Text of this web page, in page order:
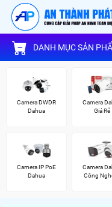
DANH MỤC SẢN
Camera DWDR
Dahua
Camera
Giá Rẻ
Camera IP PoE
Dahua
Camera
Công